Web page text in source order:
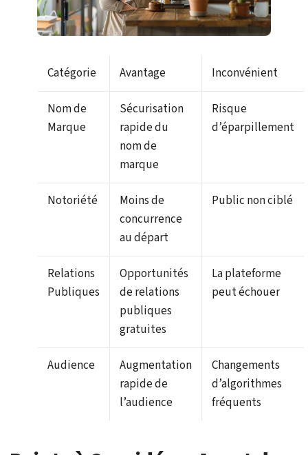
Catégorie Avantage Inconvénient
Nom de
Marque
Sécurisation
rapide du
nom de
marque
Risque
d’éparpillement
Notoriété
Moins de
concurrence
au départ
Public non ciblé
Relations
Publiques
Opportunités
de relations
publiques
gratuites
La plateforme
peut échouer
Audience
Augmentation
rapide de
l’audience
Changements
d’algorithmes
fréquents